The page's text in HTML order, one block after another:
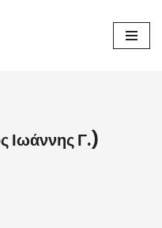
Ιωάννης Γ.)